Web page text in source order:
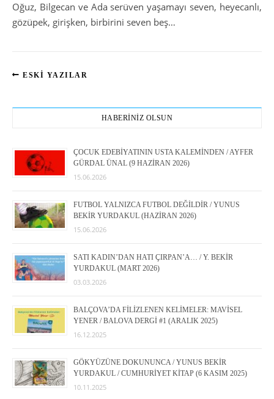
Oğuz, Bilgecan ve Ada serüven yaşamayı seven, heyecanlı,
gözüpek, girişken, birbirini seven beş…
ESKI YAZILAR
HABERİNİZ OLSUN
ÇOCUK EDEBİYATININ USTA KALEMİNDEN / AYFER
GÜRDAL ÜNAL (9 HAZİRAN 2026)
15.06.2026
FUTBOL YALNIZCA FUTBOL DEĞİLDİR / YUNUS
BEKİR YURDAKUL (HAZİRAN 2026)
15.06.2026
SATI KADIN’DAN HATI ÇIRPAN’A… / Y. BEKİR
YURDAKUL (MART 2026)
03.03.2026
BALÇOVA’DA FİLİZLENEN KELİMELER: MAVİSEL
YENER / BALOVA DERGİ #1 (ARALIK 2025)
16.12.2025
GÖKYÜZÜNE DOKUNUNCA / YUNUS BEKİR
YURDAKUL / CUMHURİYET KİTAP (6 KASIM 2025)
10.11.2025